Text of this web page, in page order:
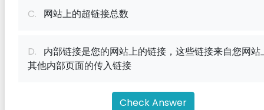
C. 网站上的超链接总数
D. 内部链接是您的网站上的链接，这些链接来自您网站
其他内部页面的传入链接
Check Answer